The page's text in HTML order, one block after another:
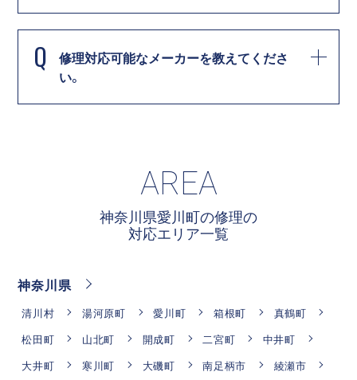
Q
修理対応可能なメーカーを教えてくださ
い。
AREA
神奈川県愛川町の修理の
対応エリア一覧
神奈川県
清川村 湯河原町 愛川町 箱根町
真鶴町
松田町
山北町 開成町 二宮町
中井町
大井町
寒川町 大磯町 南足柄市
綾瀬市